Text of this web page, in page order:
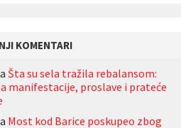
KOMENTARI
Šta su sela tražila rebalansom:
manifestacije, proslave i prateće
Most kod Barice poskupeo zbog